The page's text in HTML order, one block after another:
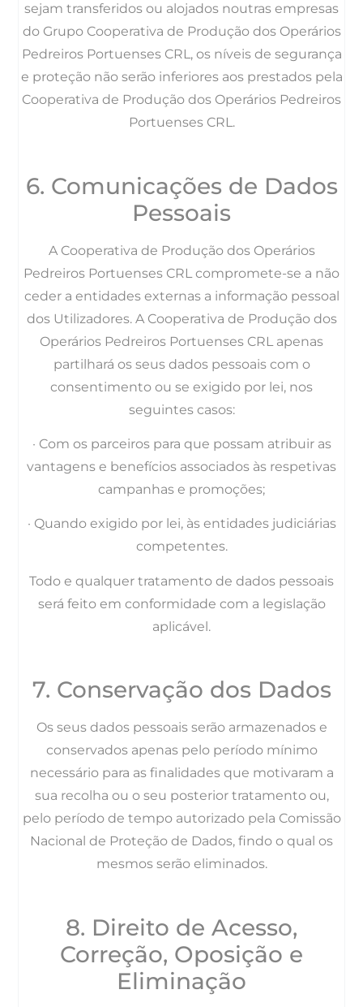
sejam transferidos ou alojados noutras empresas
do Grupo Cooperativa de Produção dos Operários
Pedreiros Portuenses CRL, os níveis de segurança
e proteção não serão inferiores aos prestados pela
Cooperativa de Produção dos Operários Pedreiros
Portuenses CRL.
6. Comunicações de Dados
Pessoais
A Cooperativa de Produção dos Operários
Pedreiros Portuenses CRL compromete-se a não
ceder a entidades externas a informação pessoal
dos Utilizadores. A Cooperativa de Produção dos
Operários Pedreiros Portuenses CRL apenas
partilhará os seus dados pessoais com o
consentimento ou se exigido por lei, nos
seguintes casos:
· Com os parceiros para que possam atribuir as
vantagens e benefícios associados às respetivas
campanhas e promoções;
· Quando exigido por lei, às entidades judiciárias
competentes.
Todo e qualquer tratamento de dados pessoais
será feito em conformidade com a legislação
aplicável.
7. Conservação dos Dados
Os seus dados pessoais serão armazenados e
conservados apenas pelo período mínimo
necessário para as finalidades que motivaram a
sua recolha ou o seu posterior tratamento ou,
pelo período de tempo autorizado pela Comissão
Nacional de Proteção de Dados, findo o qual os
mesmos serão eliminados.
8. Direito de Acesso,
Correção, Oposição e
Eliminação